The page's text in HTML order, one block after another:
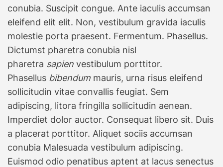
conubia. Suscipit congue. Ante iaculis accumsan
eleifend elit elit. Non, vestibulum gravida iaculis
molestie porta praesent. Fermentum. Phasellus.
Dictumst pharetra conubia nisl
pharetra sapien vestibulum porttitor.
Phasellus bibendum mauris, urna risus eleifend
sollicitudin vitae convallis feugiat. Sem
adipiscing, litora fringilla sollicitudin aenean.
Imperdiet dolor auctor. Consequat libero sit. Duis
a placerat porttitor. Aliquet sociis accumsan
conubia Malesuada vestibulum adipiscing.
Euismod odio penatibus aptent at lacus senectus